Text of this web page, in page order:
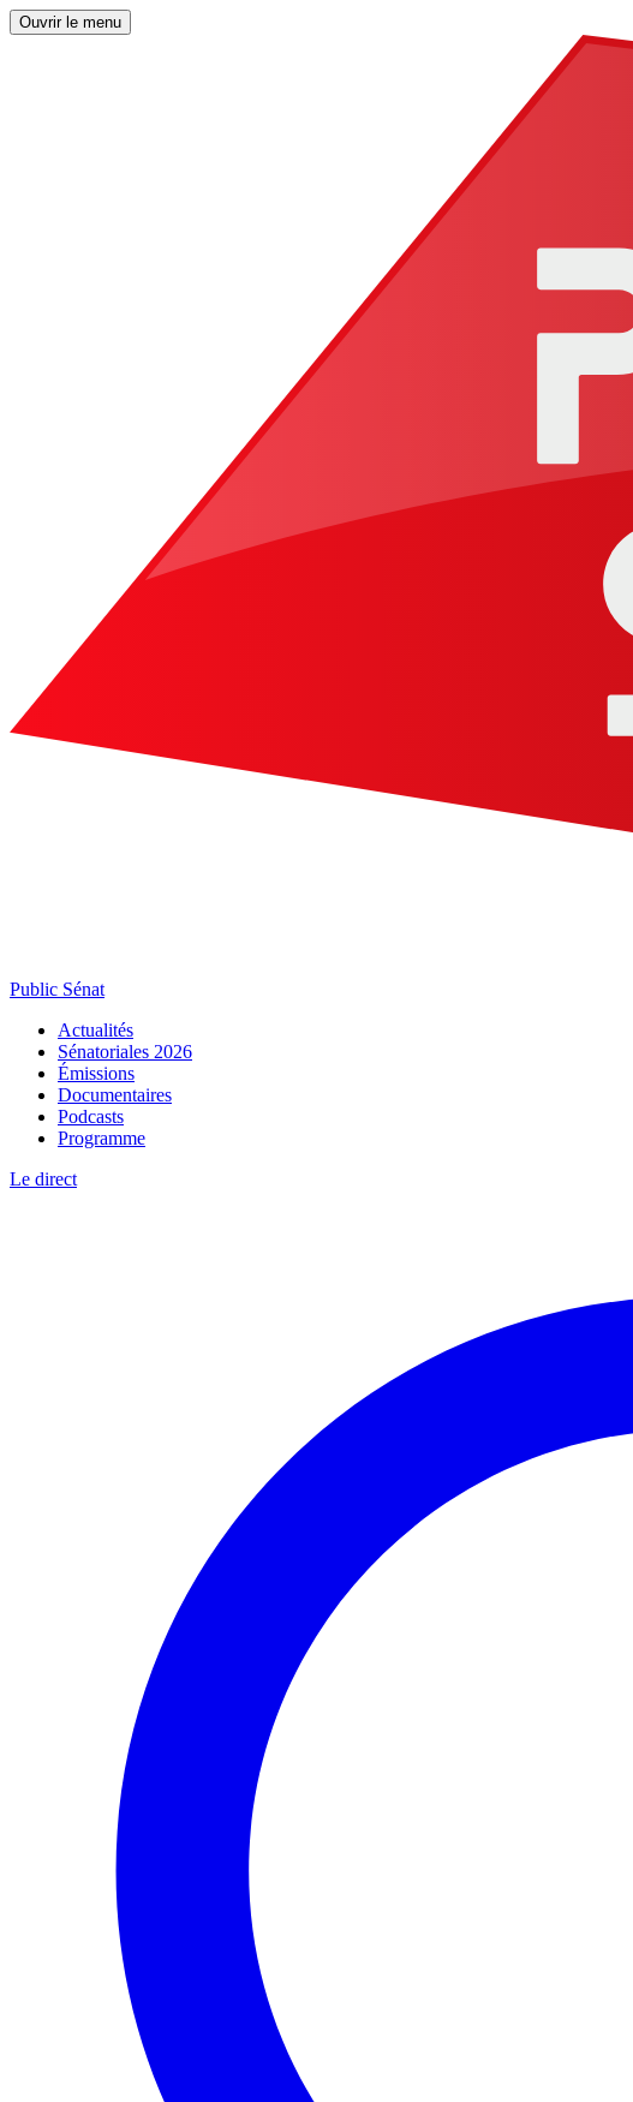
Ouvrir le menu
Public Sénat
Actualités
Sénatoriales 2026
Émissions
Documentaires
Podcasts
Programme
Le direct